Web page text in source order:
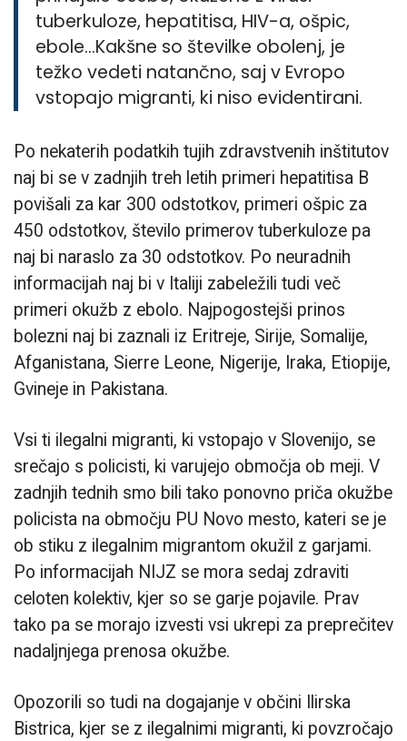
tuberkuloze, hepatitisa, HIV-a, ošpic,
ebole…Kakšne so številke obolenj, je
težko vedeti natančno, saj v Evropo
vstopajo migranti, ki niso evidentirani.
Po nekaterih podatkih tujih zdravstvenih inštitutov
naj bi se v zadnjih treh letih primeri hepatitisa B
povišali za kar 300 odstotkov, primeri ošpic za
450 odstotkov, število primerov tuberkuloze pa
naj bi naraslo za 30 odstotkov. Po neuradnih
informacijah naj bi v Italiji zabeležili tudi več
primeri okužb z ebolo. Najpogostejši prinos
bolezni naj bi zaznali iz Eritreje, Sirije, Somalije,
Afganistana, Sierre Leone, Nigerije, Iraka, Etiopije,
Gvineje in Pakistana.
Vsi ti ilegalni migranti, ki vstopajo v Slovenijo, se
srečajo s policisti, ki varujejo območja ob meji. V
zadnjih tednih smo bili tako ponovno priča okužbe
policista na območju PU Novo mesto, kateri se je
ob stiku z ilegalnim migrantom okužil z garjami.
Po informacijah NIJZ se mora sedaj zdraviti
celoten kolektiv, kjer so se garje pojavile. Prav
tako pa se morajo izvesti vsi ukrepi za preprečitev
nadaljnjega prenosa okužbe.
Opozorili so tudi na dogajanje v občini Ilirska
Bistrica, kjer se z ilegalnimi migranti, ki povzročajo